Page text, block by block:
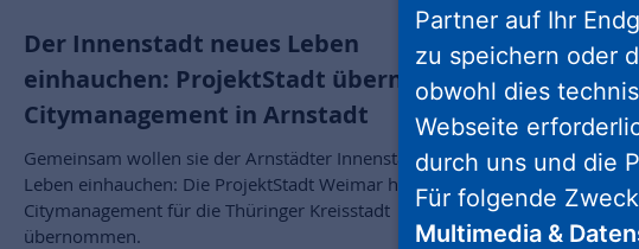
Der Innenstadt neues Leben
einhauchen: ProjektStadt übernimmt
Citymanagement in Arnstadt
Gemeinsam wollen sie der Arnstädter Innenstadt mehr
Leben einhauchen: Die ProjektStadt Weimar hat das
Citymanagement für die Thüringer Kreisstadt
übernommen.
Die
Zeiten
Weitere
Umbau
Partner auf Ihr
zu speichern oder
obwohl dies
Webseite
durch uns und die
Für folgende
Multimedia &